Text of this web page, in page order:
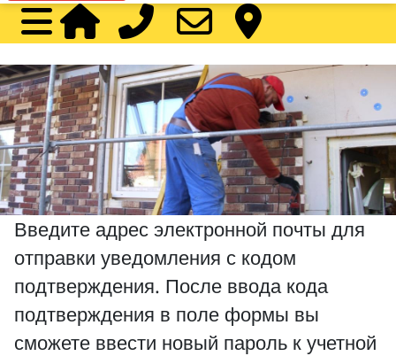
HomeCall
дилеры
Введите адрес электронной почты для
отправки уведомления с кодом
подтверждения. После ввода кода
подтверждения в поле формы вы
сможете ввести новый пароль к учетной